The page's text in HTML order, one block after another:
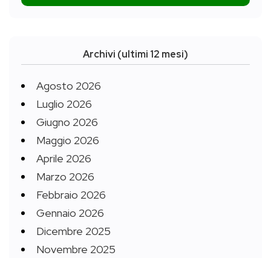
Archivi (ultimi 12 mesi)
Agosto 2026
Luglio 2026
Giugno 2026
Maggio 2026
Aprile 2026
Marzo 2026
Febbraio 2026
Gennaio 2026
Dicembre 2025
Novembre 2025